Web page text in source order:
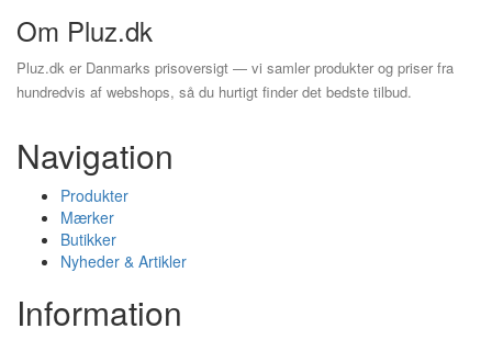
Om Pluz.dk
Pluz.dk er Danmarks prisoversigt — vi samler produkter og priser fra
hundredvis af webshops, så du hurtigt finder det bedste tilbud.
Navigation
Produkter
Mærker
Butikker
Nyheder & Artikler
Information